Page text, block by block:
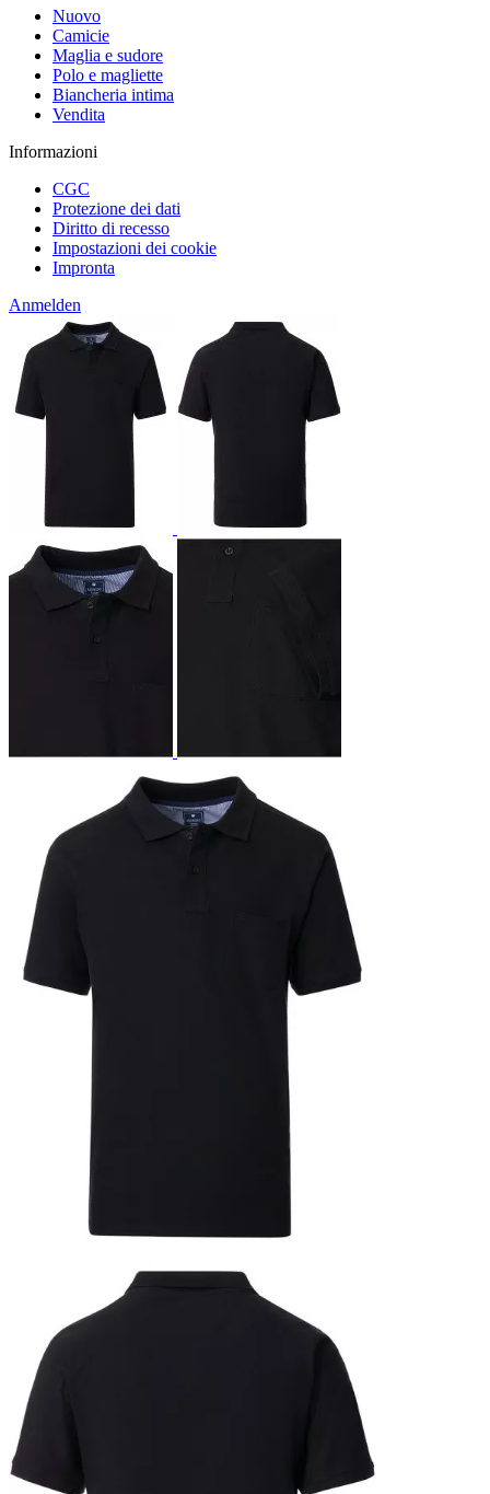
Nuovo
Camicie
Maglia e sudore
Polo e magliette
Biancheria intima
Vendita
Informazioni
CGC
Protezione dei dati
Diritto di recesso
Impostazioni dei cookie
Impronta
Anmelden